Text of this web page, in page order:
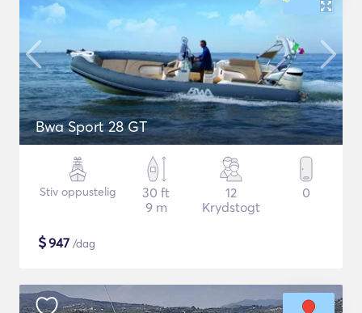
Bwa Sport 28 GT
Stiv oppustelig
30 ft
9 m
12
Krydstogt
0
$947 /dag